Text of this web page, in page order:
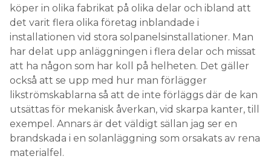
köper in olika fabrikat på olika delar och ibland att
det varit flera olika företag inblandade i
installationen vid stora solpanelsinstallationer. Man
har delat upp anläggningen i flera delar och missat
att ha någon som har koll på helheten. Det gäller
också att se upp med hur man förlägger
likströmskablarna så att de inte förläggs där de kan
utsättas för mekanisk åverkan, vid skarpa kanter, till
exempel. Annars är det väldigt sällan jag ser en
brandskada i en solanläggning som orsakats av rena
materialfel.